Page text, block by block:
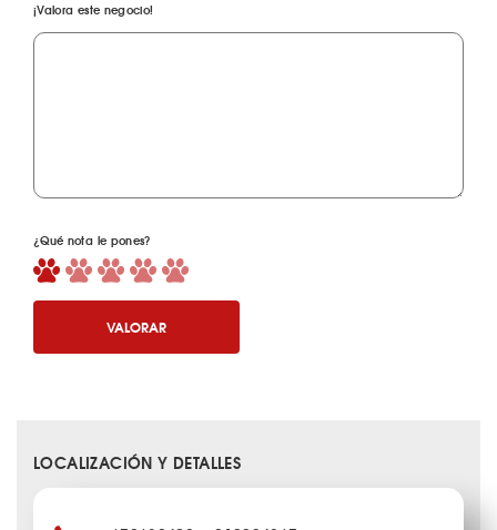
¡Valora este negocio!
¿Qué nota le pones?
VALORAR
LOCALIZACIÓN Y DETALLES